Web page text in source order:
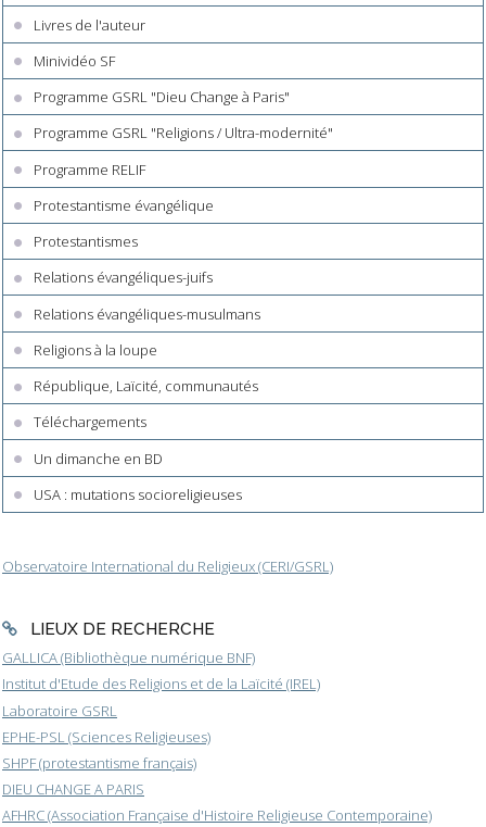
Livres de l'auteur
Minividéo SF
Programme GSRL "Dieu Change à Paris"
Programme GSRL "Religions / Ultra-modernité"
Programme RELIF
Protestantisme évangélique
Protestantismes
Relations évangéliques-juifs
Relations évangéliques-musulmans
Religions à la loupe
République, Laïcité, communautés
Téléchargements
Un dimanche en BD
USA : mutations socioreligieuses
Observatoire International du Religieux (CERI/GSRL)
LIEUX DE RECHERCHE
GALLICA (Bibliothèque numérique BNF)
Institut d'Etude des Religions et de la Laïcité (IREL)
Laboratoire GSRL
EPHE-PSL (Sciences Religieuses)
SHPF (protestantisme français)
DIEU CHANGE A PARIS
AFHRC (Association Française d'Histoire Religieuse Contemporaine)